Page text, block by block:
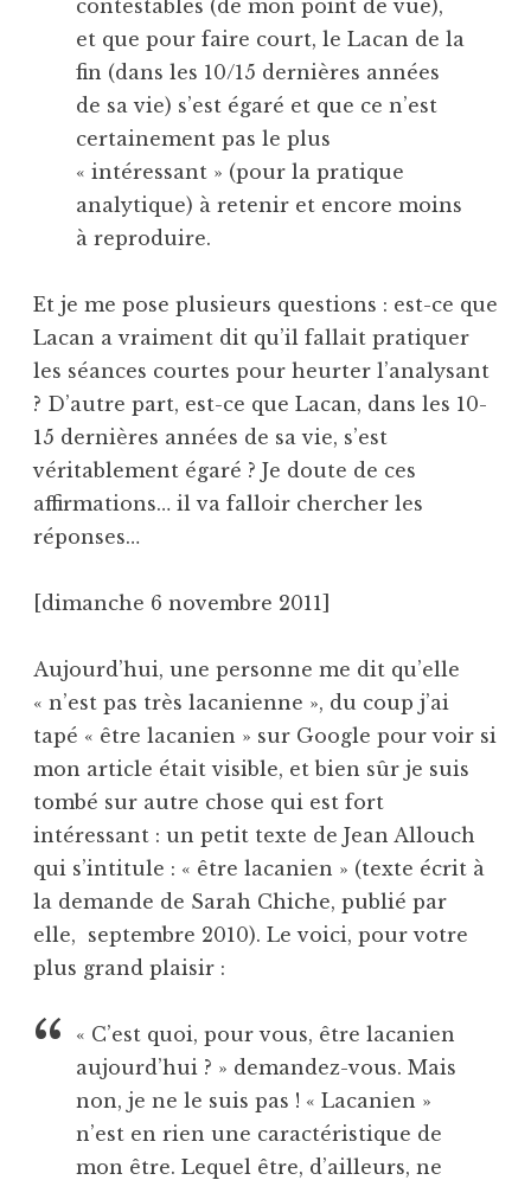
contestables (de mon point de vue),
et que pour faire court, le Lacan de la
fin (dans les 10/15 dernières années
de sa vie) s’est égaré et que ce n’est
certainement pas le plus
« intéressant » (pour la pratique
analytique) à retenir et encore moins
à reproduire.
Et je me pose plusieurs questions : est-ce que
Lacan a vraiment dit qu’il fallait pratiquer
les séances courtes pour heurter l’analysant
? D’autre part, est-ce que Lacan, dans les 10-
15 dernières années de sa vie, s’est
véritablement égaré ? Je doute de ces
affirmations… il va falloir chercher les
réponses…
[dimanche 6 novembre 2011]
Aujourd’hui, une personne me dit qu’elle
« n’est pas très lacanienne », du coup j’ai
tapé « être lacanien » sur Google pour voir si
mon article était visible, et bien sûr je suis
tombé sur autre chose qui est fort
intéressant : un petit texte de Jean Allouch
qui s’intitule : « être lacanien » (texte écrit à
la demande de Sarah Chiche, publié par
elle, septembre 2010). Le voici, pour votre
plus grand plaisir :
« C’est quoi, pour vous, être lacanien
aujourd’hui ? » demandez-vous. Mais
non, je ne le suis pas ! « Lacanien »
n’est en rien une caractéristique de
mon être. Lequel être, d’ailleurs, ne